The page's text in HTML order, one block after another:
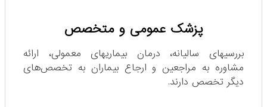
پزشک عمومی و متخصص
بررسیهای سالیانه، درمان بیماریهای معمولی، ارائه
مشاوره به مراجعین و ارجاع بیماران به تخصص‌های
دیگر تخصص دارند.